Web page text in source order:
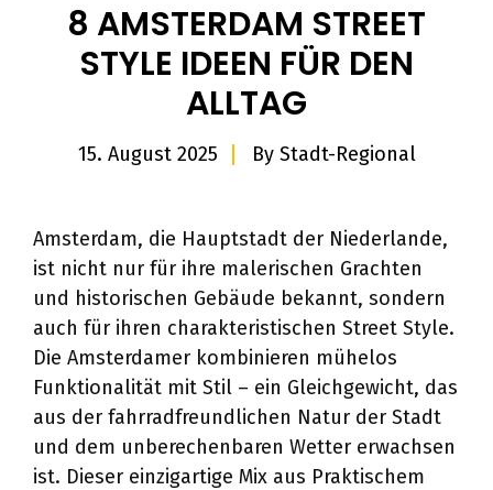
8 AMSTERDAM STREET
STYLE IDEEN FÜR DEN
ALLTAG
15. August 2025 By Stadt-Regional
Amsterdam, die Hauptstadt der Niederlande,
ist nicht nur für ihre malerischen Grachten
und historischen Gebäude bekannt, sondern
auch für ihren charakteristischen Street Style.
Die Amsterdamer kombinieren mühelos
Funktionalität mit Stil – ein Gleichgewicht, das
aus der fahrradfreundlichen Natur der Stadt
und dem unberechenbaren Wetter erwachsen
ist. Dieser einzigartige Mix aus Praktischem